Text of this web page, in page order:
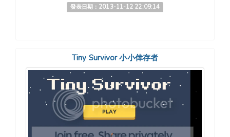
發表日期：2013-11-12 22:09:14
Tiny Survivor 小小倖存者